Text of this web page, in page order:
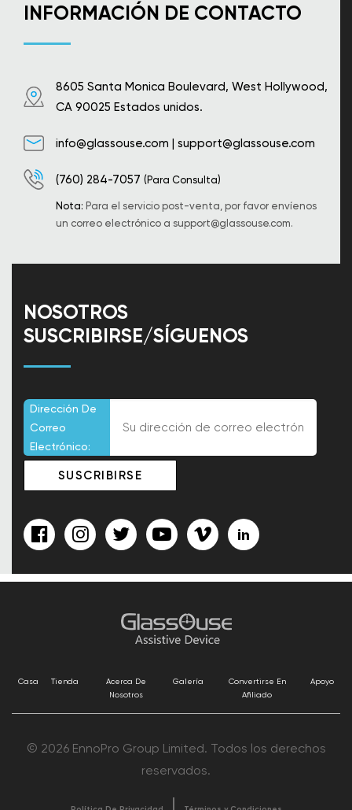
INFORMACIÓN DE CONTACTO
8605 Santa Monica Boulevard, West Hollywood,
CA 90025 Estados unidos.
info@glassouse.com | support@glassouse.com
(760) 284-7057 (Para Consulta)
Nota: Para el servicio post-venta, por favor envíenos
un correo electrónico a support@glassouse.com.
NOSOTROS
SUSCRIBIRSE/SÍGUENOS
Dirección De
Correo
Electrónico:
Casa Tienda
Acerca De
Nosotros
Galería
Convertirse En
Afiliado
Apoyo
© 2026 EnnoPro Group Limited. Todos los derechos
reservados.